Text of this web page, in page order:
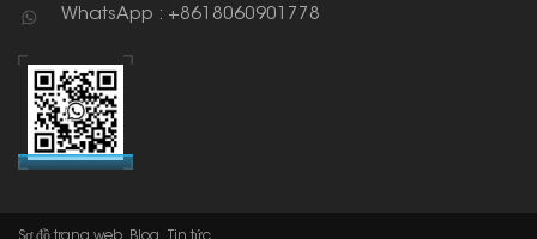
WhatsApp : +8618060901778
Sơ đồ trang web Blog Tin tức